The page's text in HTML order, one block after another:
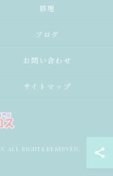
修理
ブログ
お問い合わせ
サイトマップ
ALL RIGHTS RESERVED.